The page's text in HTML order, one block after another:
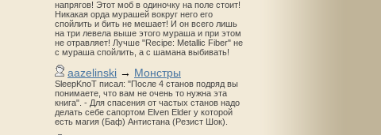
напрягов! Этот моб в одиночку на поле стоит!
Никакая орда мурашей вокруг него его
спойлить и бить не мешает! И он всего лишь
на три левела выше этого мураша и при этом
не отравляет! Лучше "Recipe: Metallic Fiber" не
с мураша спойлить, а с шамана выбивать!
aazelinski → Монстры
SleepKnoT писал: "После 4 станов подряд вы
понимаете, что вам не очень то нужна эта
книга". - Для спасения от частых станов надо
делать себе сапортом Elven Elder у которой
есть магия (Баф) Антистана (Резист Шок).